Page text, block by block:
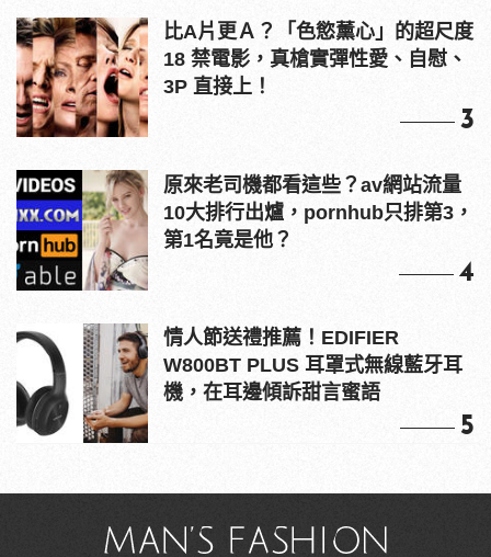
比A片更Ａ？「色慾薰心」的超尺度
18 禁電影，真槍實彈性愛、自慰、
3P 直接上！
3
原來老司機都看這些？av網站流量
10大排行出爐，pornhub只排第3，
第1名竟是他？
4
情人節送禮推薦！EDIFIER
W800BT PLUS 耳罩式無線藍牙耳
機，在耳邊傾訴甜言蜜語
5